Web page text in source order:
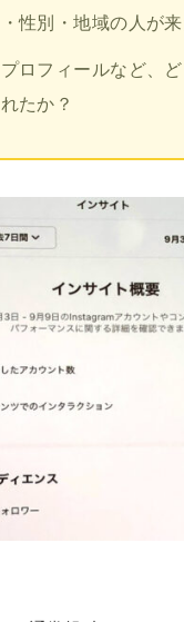
性別・地域の人が来
ロフィールなど、
たか？